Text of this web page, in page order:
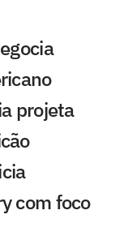
projeta
com foco